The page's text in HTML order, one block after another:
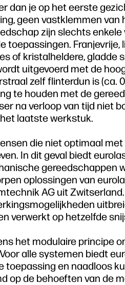
dan je op het eerste
geen vastklemmen
zijn slechts
toepassingen.
of kristalheldere, gladde
uitgevoerd met de
zelf flinterdun is (ca.
te houden met de
na verloop van tijd niet
laatste werkstuk.
die niet optimaal
In dit geval biedt
gereedschappen
oplossingen van
AG uit
verwerkt op hetzelfde
het modulaire principe
alle systemen biedt
en naadloos
op de behoeften van de